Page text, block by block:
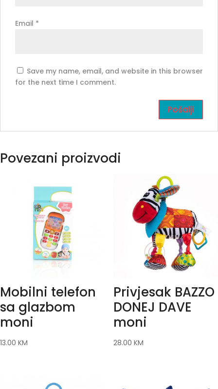
Email *
Save my name, email, and website in this browser
for the next time I comment.
Povezani proizvodi
Mobilni telefon
sa glazbom
moni
13.00 KM
Privjesak BAZZO
DONEJ DAVE
moni
28.00 KM